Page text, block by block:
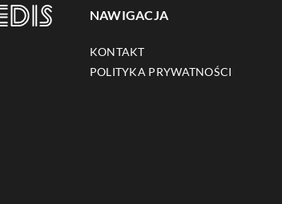
NAWIGACJA
KONTAKT
POLITYKA PRYWATNOŚCI